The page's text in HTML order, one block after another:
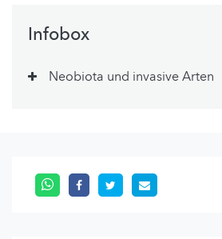
Infobox
Neobiota und invasive Arten